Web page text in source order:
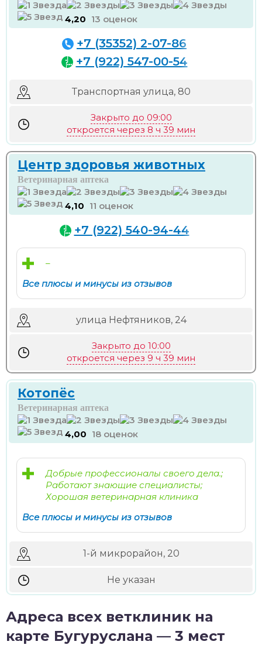
4,20 13 оценок
+7 (35352) 2-07-86
+7 (922) 547-00-54
Транспортная улица, 80
Закрыто до 09:00
откроется через 8 ч 39 мин
Центр здоровья животных
Ветеринарная аптека
4,10 11 оценок
+7 (922) 540-94-44
–
Все плюсы и минусы из отзывов
улица Нефтяников, 24
Закрыто до 10:00
откроется через 9 ч 39 мин
Котопёс
Ветеринарная аптека
4,00 18 оценок
Добрые профессионалы своего дела.;
Работают знающие специалисты;
Хорошая ветеринарная клиника
Все плюсы и минусы из отзывов
1-й микрорайон, 20
Не указан
Адреса всех ветклиник на
карте Бугуруслана — 3 мест